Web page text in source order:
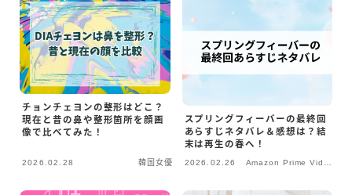
チョンチェヨンの整形はどこ？
現在と昔の鼻や整形箇所を顔画
像で比べてみた！
2026.02.28 韓国女優
スプリングフィーバーの最終回
あらすじネタバレ＆感想は？結
末は再生の春へ！
2026.02.26
Amazon Prime Video